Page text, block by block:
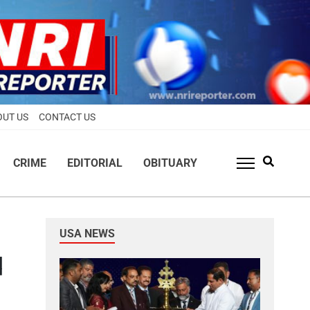
US CONTACT US
CRIME EDITORIAL OBITUARY
USA NEWS